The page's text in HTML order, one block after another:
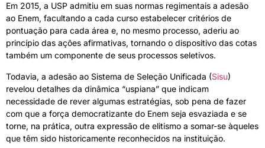
Em 2015, a USP admitiu em suas normas regimentais a adesão
ao Enem, facultando a cada curso estabelecer critérios de
pontuação para cada área e, no mesmo processo, aderiu ao
princípio das ações afirmativas, tornando o dispositivo das cotas
também um componente de seus processos seletivos.
Todavia, a adesão ao Sistema de Seleção Unificada (Sisu)
revelou detalhes da dinâmica “uspiana” que indicam
necessidade de rever algumas estratégias, sob pena de fazer
com que a força democratizante do Enem seja esvaziada e se
torne, na prática, outra expressão de elitismo a somar-se àqueles
que têm sido historicamente reconhecidos na instituição.